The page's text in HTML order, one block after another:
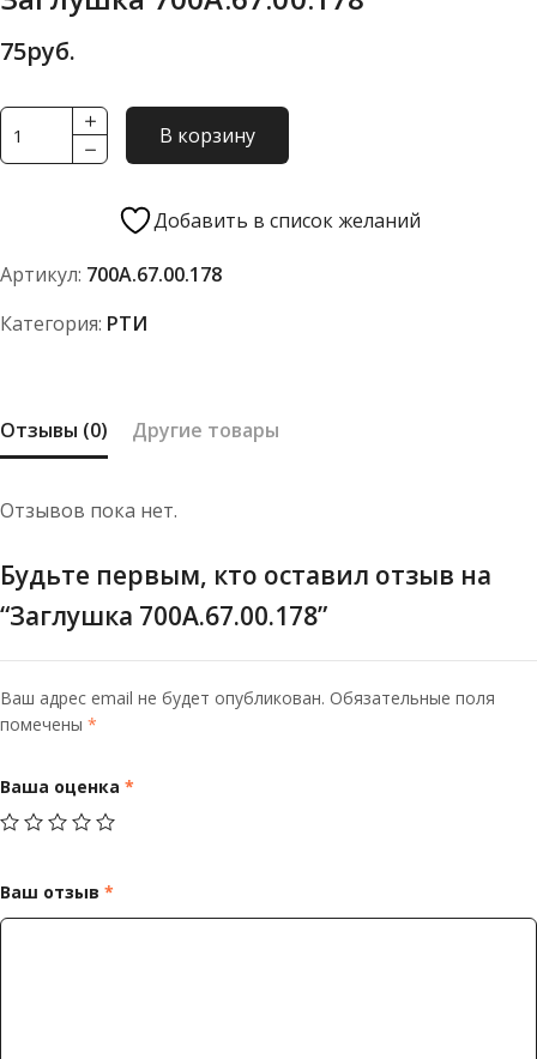
75руб.
Количество
товара
700А.67.00.178
В корзину
Добавить в список желаний
Артикул: 700А.67.00.178
Категория: РТИ
Отзывы (0) Другие товары
Отзывов пока нет.
Будьте первым, кто оставил отзыв на
“Заглушка 700А.67.00.178”
Ваш адрес email не будет опубликован. Обязательные поля
помечены *
Ваша оценка *
Ваш отзыв *